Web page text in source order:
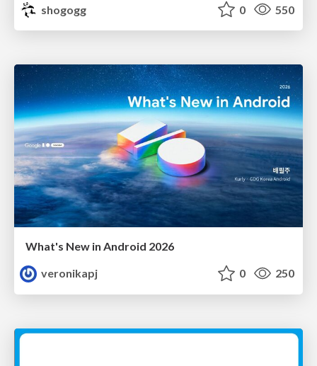
shogogg
0 550
What's New in Android 2026
veronikapj
0 250